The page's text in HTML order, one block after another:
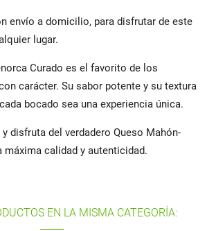
envío a domicilio, para disfrutar de este
lugar.
Curado es el favorito de los
carácter. Su sabor potente y su textura
bocado sea una experiencia única.
disfruta del verdadero Queso Mahón-
máxima calidad y autenticidad.
EN LA MISMA CATEGORÍA: